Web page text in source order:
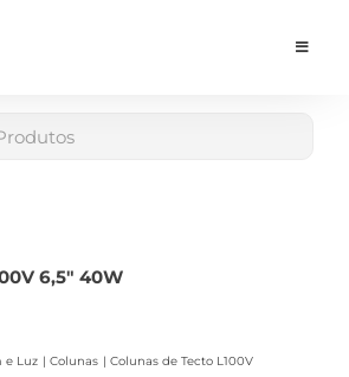
Toggle
6,5″ 40W
e Luz Colunas Colunas de Tecto L100V